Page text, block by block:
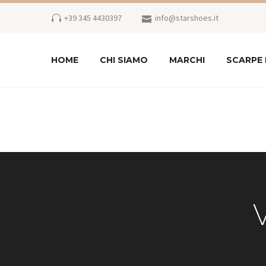
+39 345 4430397 info@starshoes.it
HOME CHI SIAMO MARCHI